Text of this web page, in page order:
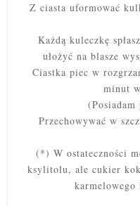
Z ciasta uformować
Każdą kuleczkę
ułożyć na blasze
Ciastka piec w
minut
Przechowywać w
(*) W ostateczności
ksylitolu, ale cukier
karmelowego